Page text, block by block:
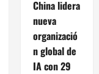
China lidera
nueva
organizació
n global de
IA con 29